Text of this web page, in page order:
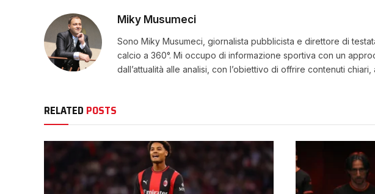
Miky Musumeci
Sono Miky Musumeci, giornalista pubblicista e direttore di
calcio a 360°. Mi occupo di informazione sportiva con un
dall’attualità alle analisi, con l’obiettivo di offrire contenuti
RELATED POSTS